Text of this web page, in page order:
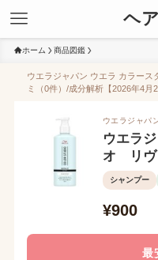
ヘ
ホーム 商品図鑑
ウエラジャパン ウエラ カラー
ミ（0件）/成分解析【2026年4月
ウエラジャパ
ウエラ
オ リヴ
シャンプー
¥900
最